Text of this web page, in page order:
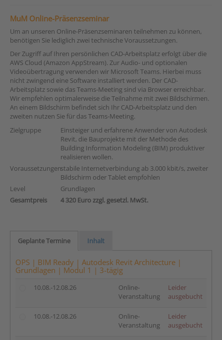
MuM Online-Präsenzseminar
Um an unseren Online-Präsenzseminaren teilnehmen zu können,
benötigen Sie lediglich zwei technische Voraussetzungen.
Der Zugriff auf Ihren persönlichen CAD-Arbeitsplatz erfolgt über die
AWS Cloud (Amazon AppStream). Zur Audio- und optionalen
Videoübertragung verwenden wir Microsoft Teams. Hierbei muss
nicht zwingend eine Software installiert werden. Der CAD-
Arbeitsplatz sowie das Teams-Meeting sind via Browser erreichbar.
Wir empfehlen optimalerweise die Teilnahme mit zwei Bildschirmen.
An einem Bildschirm befindet sich Ihr CAD-Arbeitsplatz und den
zweiten nutzen Sie für das Teams-Meeting.
Zielgruppe
Einsteiger und erfahrene Anwender von Autodesk
Revit, die Bauprojekte mit der Methode des
Building Information Modeling (BIM) produktiver
realisieren wollen.
Voraussetzungenstabile Internetverbindung ab 3.000 kbit/s, zweiter
Bildschirm oder Tablet empfohlen
Level
Grundlagen
Gesamtpreis
4 320 Euro zzgl. gesetzl. MwSt.
Geplante Termine Inhalt
OPS | BIM Ready | Autodesk Revit Architecture |
Grundlagen | Modul 1 | 3-tägig
10.08.-12.08.26
Online-
Veranstaltung
Leider
ausgebucht
10.08.-12.08.26
Online-
Veranstaltung
Leider
ausgebucht